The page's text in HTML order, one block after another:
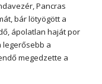
Pancras
bár lötyögött a
ápolatlan haját por
legerősebb a
megedzette a